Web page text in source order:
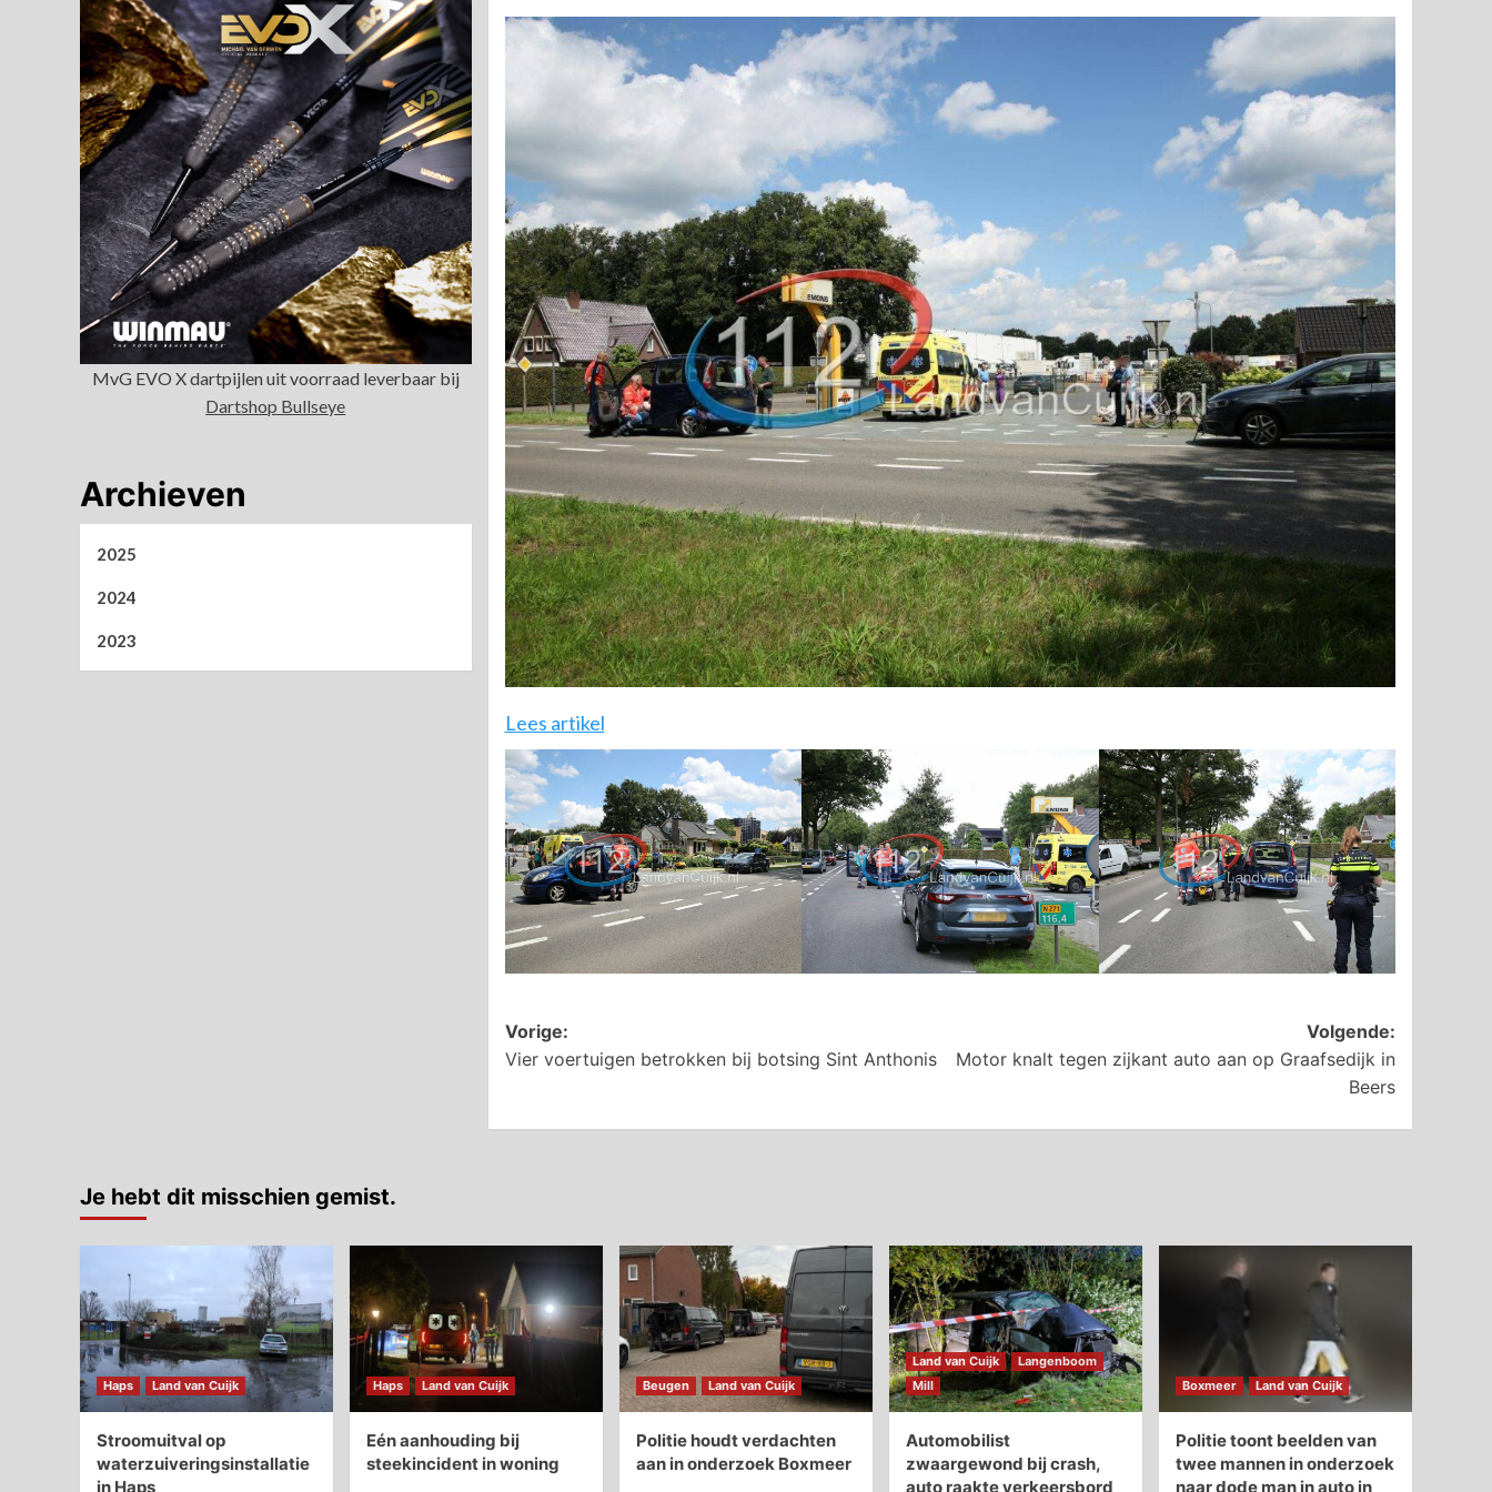
Lees artikel
Bericht
navigatie
Vorige:
Vier voertuigen betrokken bij botsing Sint Anthonis
Volgende:
Motor knalt tegen zijkant auto aan op Graafsedijk in
Beers
MvG EVO X dartpijlen uit voorraad leverbaar bij
Dartshop Bullseye
Archieven
2025
2024
2023
Je hebt dit misschien gemist.
Haps Land van Cuijk
Stroomuitval op
waterzuiveringsinstallatie
in Haps
Haps Land van Cuijk
Eén aanhouding bij
steekincident in woning
Beugen Land van Cuijk
Politie houdt verdachten
aan in onderzoek Boxmeer
Land van Cuijk
Langenboom
Mill
Automobilist
zwaargewond bij crash,
auto raakte verkeersbord
Boxmeer Land van Cuijk
Politie toont beelden van
twee mannen in onderzoek
naar dode man in auto in